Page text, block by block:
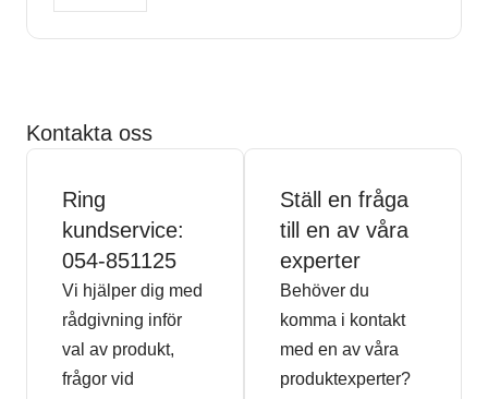
Kontakta oss
Ring
kundservice:
054-851125
Vi hjälper dig med
rådgivning inför
val av produkt,
frågor vid
Ställ en fråga
till en av våra
experter
Behöver du
komma i kontakt
med en av våra
produktexperter?